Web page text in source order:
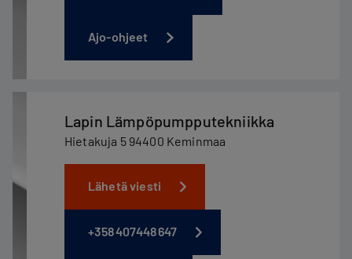
Ajo-ohjeet
Lapin Lämpöpumpputekniikka
Hietakuja 5 94400 Keminmaa
Lähetä viesti
+358407448647